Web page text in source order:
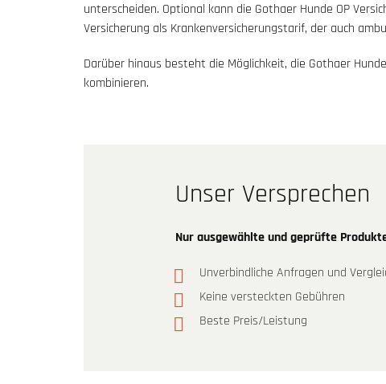
unterscheiden. Optional kann die Gothaer Hunde OP
Versicherung als Krankenversicherungstarif, der auch
Darüber hinaus besteht die Möglichkeit, die Gothaer
kombinieren.
Unser Versprechen
Nur ausgewählte und geprüfte
Unverbindliche Anfragen und
Keine versteckten Gebühren
Beste Preis/Leistung